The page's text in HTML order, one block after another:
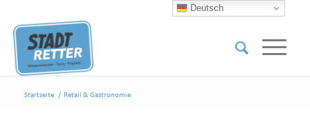
Startseite / Retail & Gastronomie
Deutsch